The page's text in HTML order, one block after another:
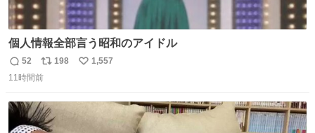
個人情報全部言う昭和のアイドル
返
信
52
リ
ポ
ト
数
198
い
数
1,557
11時間前